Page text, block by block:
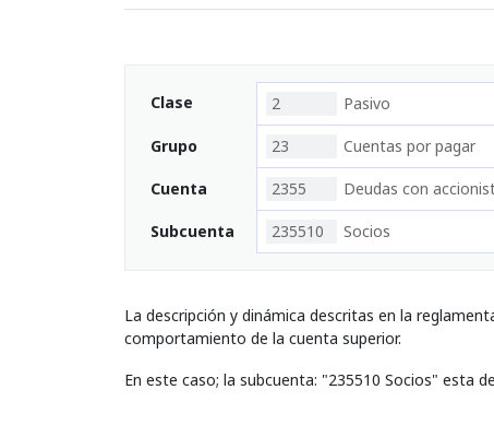
Clase 2 Pasivo
Grupo 23 Cuentas por pagar
Cuenta 2355 Deudas con
Subcuenta 235510 Socios
La descripción y dinámica descritas en la
comportamiento de la cuenta superior.
En este caso; la subcuenta: "235510 Socios" esta